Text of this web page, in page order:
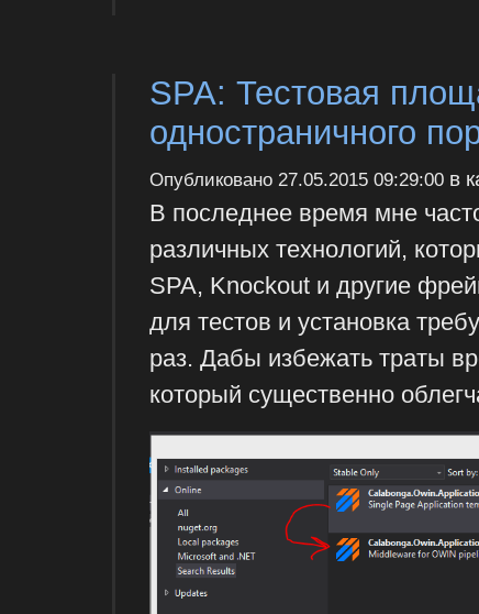
SPA: Тестовая
одностраничного
Опубликовано 27.05.2015 09:29:00в
В последнее время мне
различных технологий,
SPA, Knockout и другие
для тестов и установка
раз. Дабы избежать траты
который существенно